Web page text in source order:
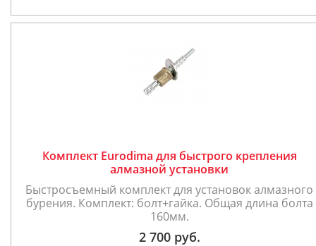
Комплект Eurodima для быстрого крепления
алмазной установки
Быстросъемный комплект для установок алмазного
бурения. Комплект: болт+гайка. Общая длина болта
160мм.
2 700 руб.